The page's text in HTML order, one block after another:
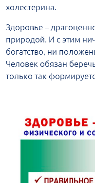
холестерина.
Здоровье –
природой. И с этим
богатство, ни
Человек обязан
только так